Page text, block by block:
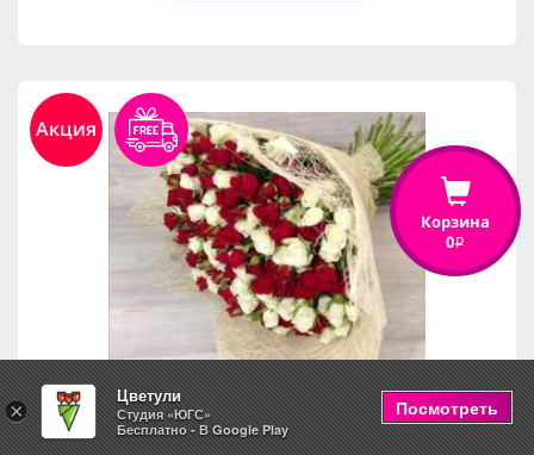
Акция
Корзина
0i
×
Цветули
Студия «ЮГС»
Бесплатно - В Google Play
Посмотреть